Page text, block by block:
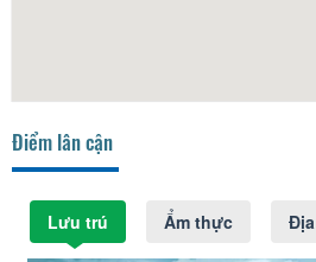
Điểm lân cận
Lưu trú Ẩm thực